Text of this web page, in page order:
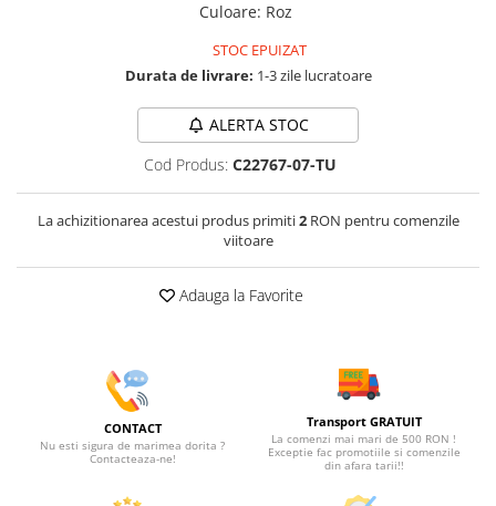
Culoare: Roz
STOC EPUIZAT
Durata de livrare: 1-3 zile lucratoare
ALERTA STOC
Cod Produs: C22767-07-TU
La achizitionarea acestui produs primiti2RON pentru comenzile
viitoare
Adauga la Favorite
CONTACT
Nu esti sigura de marimea dorita ?
Contacteaza-ne!
Transport GRATUIT
La comenzi mai mari de 500 RON !
Exceptie fac promotiile si comenzile
din afara tarii!!